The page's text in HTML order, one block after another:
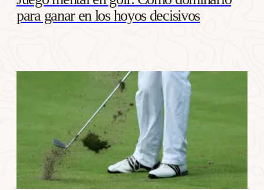
para ganar en los hoyos decisivos